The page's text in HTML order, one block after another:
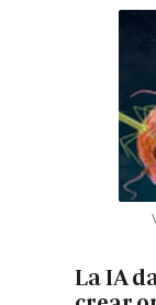
La IA